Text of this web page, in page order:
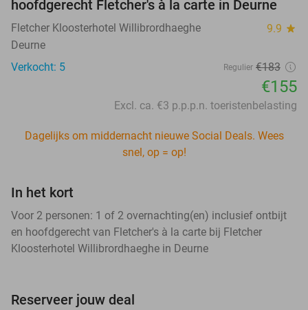
hoofdgerecht Fletcher's à la carte in Deurne
Fletcher Kloosterhotel Willibrordhaeghe 9.9 star
Deurne
Verkocht: 5
Regulier €183
€155
Excl. ca. €3 p.p.p.n. toeristenbelasting
Dagelijks om middernacht nieuwe Social Deals. Wees
snel, op = op!
In het kort
Voor 2 personen: 1 of 2 overnachting(en) inclusief ontbijt
en hoofdgerecht van Fletcher's à la carte bij Fletcher
Kloosterhotel Willibrordhaeghe in Deurne
Reserveer jouw deal